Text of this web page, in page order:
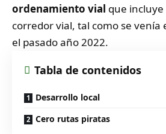
ordenamiento vial que
corredor vial, tal como se venía
el pasado año 2022.
Tabla de contenidos
Desarrollo local
Cero rutas piratas